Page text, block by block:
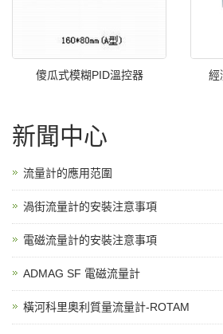
傻瓜式模糊PID溫控器 經
新聞中心
流量計的應用范圍
渦街流量計的安裝注意事項
電磁流量計的安裝注意事項
ADMAG SF 電磁流量計
橫河科里奧利質量流量計-ROTAM